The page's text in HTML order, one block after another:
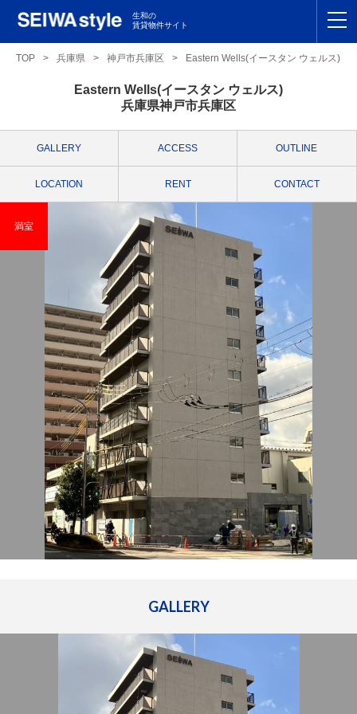
生和の
賃貸物件サイト
TOP
支店一覧
お友達紹介特典
管理建物一覧
企業情報 採用情報
プライバシー
ポリシー
サイトマップ
TOP > 兵庫県 > 神戸市兵庫区 > Eastern Wells(イースタン ウェルス)
Eastern Wells(イースタン ウェルス)
兵庫県神戸市兵庫区
GALLERY ACCESS OUTLINE
LOCATION RENT CONTACT
満室
GALLERY